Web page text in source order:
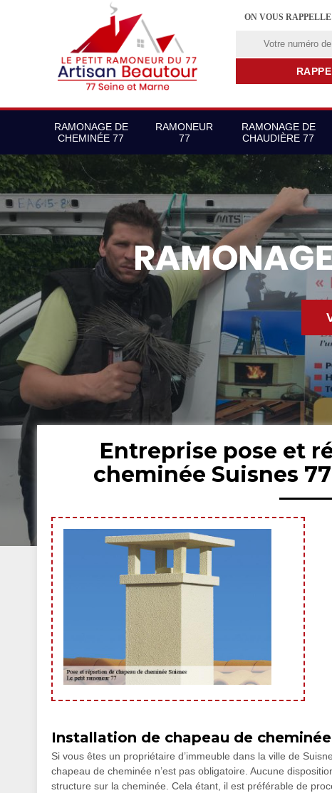
ON VOUS
RAMONAGE DE
CHEMINÉE 77
RAMONEUR
77
RAMONAGE DE
CHAUDIÈRE 77
Entreprise pose et
cheminée Suisnes
Installation de chapeau de
Si vous êtes un propriétaire d’immeuble dans la ville de
chapeau de cheminée n’est pas obligatoire. Aucune
structure sur la cheminée. Cela étant, il est préférable de